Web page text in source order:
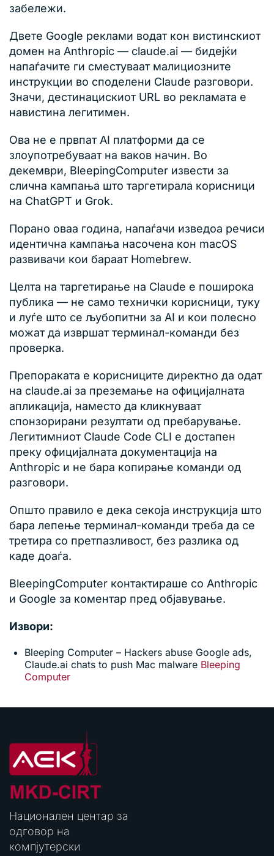
забележи.
Двете Google реклами водат кон вистинскиот
домен на Anthropic — claude.ai — бидејќи
напаѓачите ги сместуваат малициозните
инструкции во споделени Claude разговори.
Значи, дестинацискиот URL во рекламата е
навистина легитимен.
Ова не е првпат AI платформи да се
злоупотребуваат на ваков начин. Во
декември, BleepingComputer извести за
слична кампања што таргетирала корисници
на ChatGPT и Grok.
Порано оваа година, напаѓачи изведоа речиси
идентична кампања насочена кон macOS
развивачи кои бараат Homebrew.
Целта на таргетирање на Claude е поширока
публика — не само технички корисници, туку
и луѓе што се љубопитни за AI и кои полесно
можат да извршат терминал-команди без
проверка.
Препораката е корисниците директно да одат
на claude.ai за преземање на официјалната
апликација, наместо да кликнуваат
спонзорирани резултати од пребарување.
Легитимниот Claude Code CLI е достапен
преку официјалната документација на
Anthropic и не бара копирање команди од
разговори.
Општо правило е дека секоја инструкција што
бара лепење терминал-команди треба да се
третира со претпазливост, без разлика од
каде доаѓа.
BleepingComputer контактираше со Anthropic
и Google за коментар пред објавување.
Извори:
Bleeping Computer – Hackers abuse Google ads,
Claude.ai chats to push Mac malware Bleeping
Computer
Национален центар за
одговор на
компјутерски